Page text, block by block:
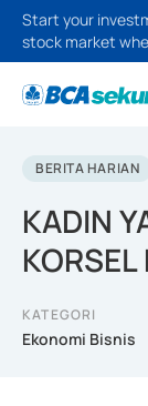
Start your
stock market
BERITA HARIAN
KADIN
KATEGORI
Ekonomi Bisnis